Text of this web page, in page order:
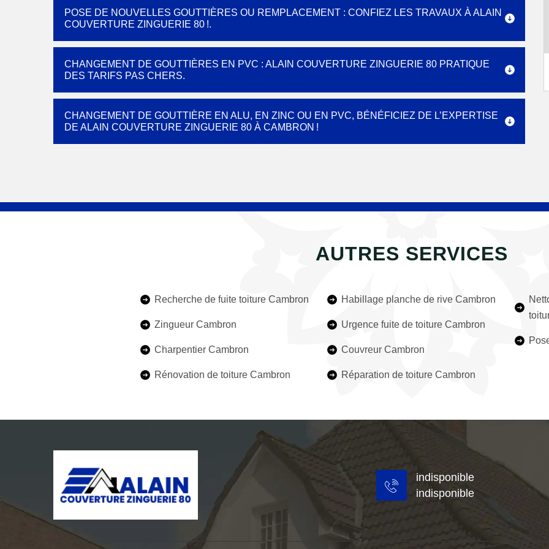
POSE DE NOUVELLES GOUTTIÈRES OU REMPLACEMENT : CONFIEZ LES TRAVAUX À ALAIN
COUVERTURE ZINGUERIE 80 !.
CHANGEMENT DE GOUTTIÈRES EN PVC : ALAIN COUVERTURE ZINGUERIE 80 PRATIQUE
DES TARIFS PAS CHERS.
CHANGEMENT DE GOUTTIÈRE EN ALU, EN ZINC OU EN PVC, BÉNÉFICIEZ DE L’EXPERTISE
DE ALAIN COUVERTURE ZINGUERIE 80 À CAMBRON !
AUTRES SERVICES
Recherche de fuite toiture Cambron
Zingueur Cambron
Charpentier Cambron
Rénovation de toiture Cambron
Habillage planche de rive Cambron
Urgence fuite de toiture Cambron
Couvreur Cambron
Réparation de toiture Cambron
indisponible
indisponible